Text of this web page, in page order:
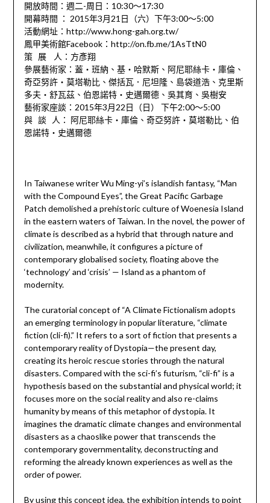
開放時間：週二-周日：10:30～17:30
開幕時間 ： 2015年3月21日（六）下午3:00～5:00
活動網址：http://www.hong-gah.org.tw/
鳳甲美術館Facebook：http://on.fb.me/1AsTtN0
策 展 人：方彥翔
參展藝術家：蓋‧班納、基‧哈默斯、阿尼耶絲卡‧庫倫、
奇亞努許‧莫塔勒比、傑括瓦．尼坦隆、島袋道浩、克里斯
多夫‧舒瓦茲、伯恩諾特‧史邁爾德、吳其育、吳樹安
藝術家座談：2015年3月22日（日） 下午2:00～5:00
與 談 人： 阿尼耶絲卡‧庫倫、奇亞努許‧莫塔勒比、伯
恩諾特‧史邁爾德
In Taiwanese writer Wu Ming-yi’s islandish fantasy, “Man
with the Compound Eyes”, the Great Pacific Garbage
Patch demolished a prehistoric culture of Woenesia Island
in the eastern waters of Taiwan. In the novel, the power of
climate is described as a hybrid that through nature and
civilization, meanwhile, it configures a picture of
contemporary globalised society, floating above the
‘technology’ and ‘crisis’ — Island as a phantom of
modernity.
The curatorial concept of “A Climate Fictionalism adopts
an emerging terminology in popular literature, “climate
fiction (cli-fi).” It refers to a sort of fiction that presents a
contemporary reality of Dystopia—the present day,
creating its heroic rescue stories through the natural
disasters. Compared with the sci-fi’s futurism, “cli-fi” is a
hypothesis based on the substantial and physical world; it
focuses more on the social reality and also re-claims
humanity by means of this metaphor of dystopia. It
imagines the dramatic climate changes and environmental
disasters as a chaoslike power that transcends the
contemporary governmentality, deconstructing and
reforming the already known experiences as well as the
order of power.
By using this concept idea, the exhibition intends to point